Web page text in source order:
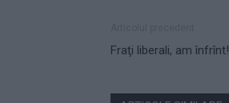
Fraţi liberali, am înfrînt!